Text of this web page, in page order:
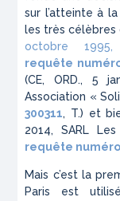
sur l’atteinte à
les très célèbres
octobre 1995,
requête
(CE, ORD., 5
Association «
300311, T.) et
2014, SARL
requête numéro
Mais c’est la
Paris est